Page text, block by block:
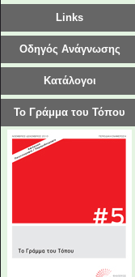
Links
Οδηγός Ανάγνωσης
Κατάλογοι
Το Γράμμα του Τόπου